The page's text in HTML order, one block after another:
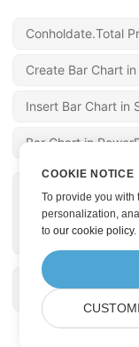
Conholdate.Total
Create Bar Chart in
Insert Bar Chart in
Bar Chart in
Konwertuj
PLY w C#
COOKIE NOTICE
To provide you
personalization,
toour cookie policy.